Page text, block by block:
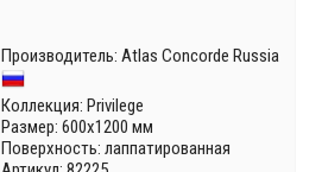
Производитель: Atlas Concorde Russia
Коллекция: Privilege
Размер: 600x1200 мм
Поверхность: лаппатированная